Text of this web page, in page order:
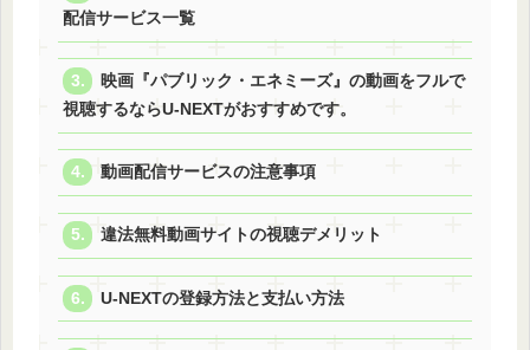
配信サービス一覧
映画『パブリック・エネミーズ』の動画をフルで
視聴するならU-NEXTがおすすめです。
動画配信サービスの注意事項
違法無料動画サイトの視聴デメリット
U-NEXTの登録方法と支払い方法